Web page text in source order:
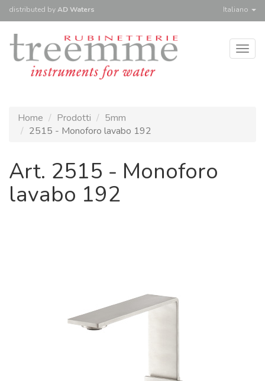
distributed byAD Waters Italiano
Home Prodotti
5mm
2515 - Monoforo lavabo 192
Art. 2515 - Monoforo
lavabo 192